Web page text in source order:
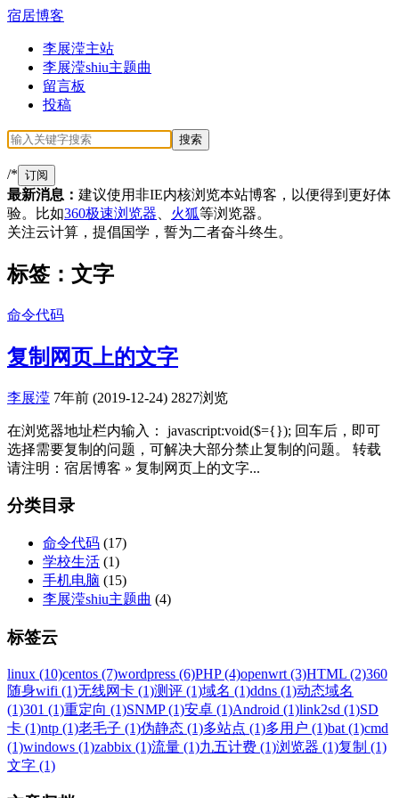
宿居博客
李展滢主站
李展滢shiu主题曲
留言板
投稿
/* 订阅
最新消息： 建议使用非IE内核浏览本站博客，以便得到更好体
验。比如360极速浏览器 火狐等浏览器。
关注云计算，提倡国学，誓为二者奋斗终生。
标签：文字
命令代码
复制网页上的文字
李展滢 7年前 (2019-12-24) 2827浏览
在浏览器地址栏内输入： javascript:void($={}); 回车后，即可
选择需要复制的问题，可解决大部分禁止复制的问题。 转载
请注明：宿居博客 » 复制网页上的文字...
分类目录
命令代码 (17)
学校生活 (1)
手机电脑 (15)
李展滢shiu主题曲 (4)
标签云
linux (10)centos (7)wordpress (6)PHP (4)openwrt (3)HTML (2)360
随身wifi (1)无线网卡 (1)测评 (1)域名 (1)ddns (1)动态域名
(1)301 (1)重定向 (1)SNMP (1)安卓 (1)Android (1)link2sd (1)SD
卡 (1)ntp (1)老毛子 (1)伪静态 (1)多站点 (1)多用户 (1)bat (1)cmd
(1)windows (1)zabbix (1)流量 (1)九五计费 (1)浏览器 (1)复制 (1)
文字 (1)